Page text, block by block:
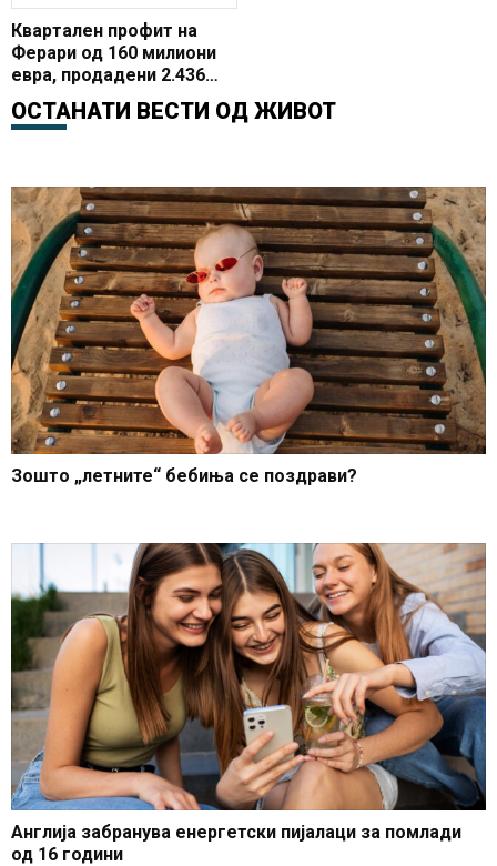
Квартален профит на
Ферари од 160 милиони
евра, продадени 2.436
возила
ОСТАНАТИ ВЕСТИ ОД ЖИВОТ
Зошто „летните“ бебиња се поздрави?
Англија забранува енергетски пијалаци за помлади
од 16 години